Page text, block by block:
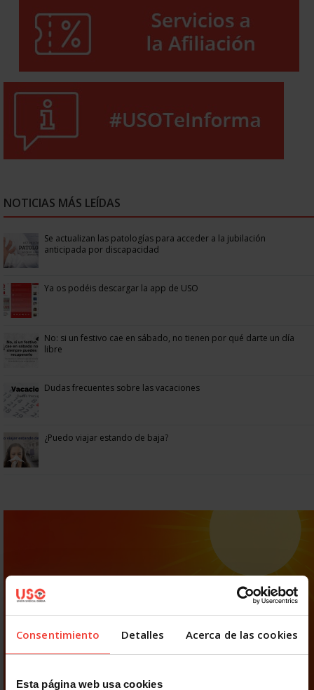
Consentimiento Detalles Acerca de las cookies
Esta página web usa cookies
NOTICIAS MÁS LEÍDAS
Se actualizan las patologías para acceder a la jubilación
anticipada por discapacidad
Ya os podéis descargar la app de USO
No: si un festivo cae en sábado, no tienen por qué darte un día
libre
Dudas frecuentes sobre las vacaciones
¿Puedo viajar estando de baja?